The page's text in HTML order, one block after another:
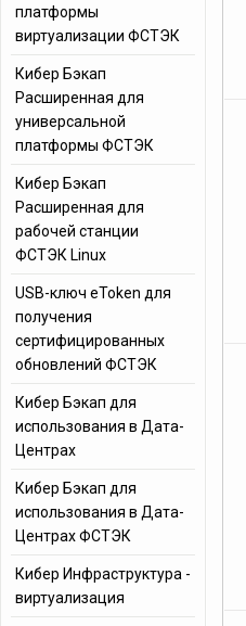
платформы
виртуализации ФСТЭК
Кибер Бэкап
Расширенная для
универсальной
платформы ФСТЭК
Кибер Бэкап
Расширенная для
рабочей станции
ФСТЭК Linux
USB-ключ eToken для
получения
сертифицированных
обновлений ФСТЭК
Кибер Бэкап для
использования в Дата-
Центрах
Кибер Бэкап для
использования в Дата-
Центрах ФСТЭК
Кибер Инфраструктура -
виртуализация